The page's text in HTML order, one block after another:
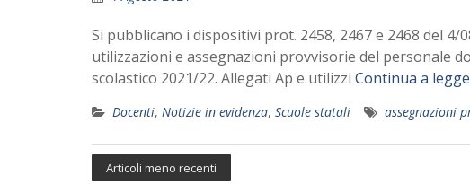
Si pubblicano i dispositivi prot. 2458, 2467 e 2468 del
utilizzazioni e assegnazioni provvisorie del personale
scolastico 2021/22. Allegati Ap e utilizzi Continua a
Docenti, Notizie in evidenza, Scuole statali assegnazioni
Articoli meno recenti